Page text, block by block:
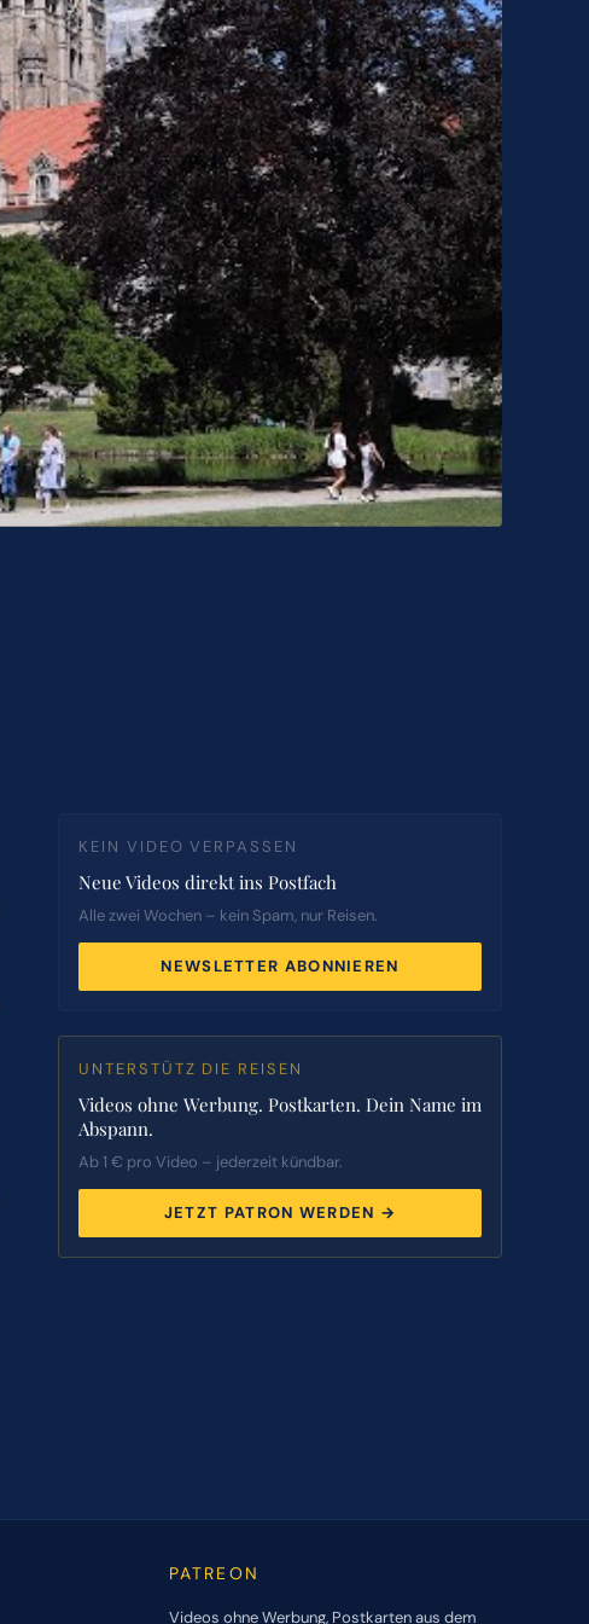
KEIN VIDEO VERPASSEN
Neue Videos direkt ins Postfach
Alle zwei Wochen – kein Spam, nur Reisen.
NEWSLETTER ABONNIEREN
UNTERSTÜTZ DIE REISEN
Videos ohne Werbung. Postkarten. Dein Name im
Abspann.
Ab 1 € pro Video – jederzeit kündbar.
JETZT PATRON WERDEN →
PATREON
Videos ohne Werbung, Postkarten aus dem